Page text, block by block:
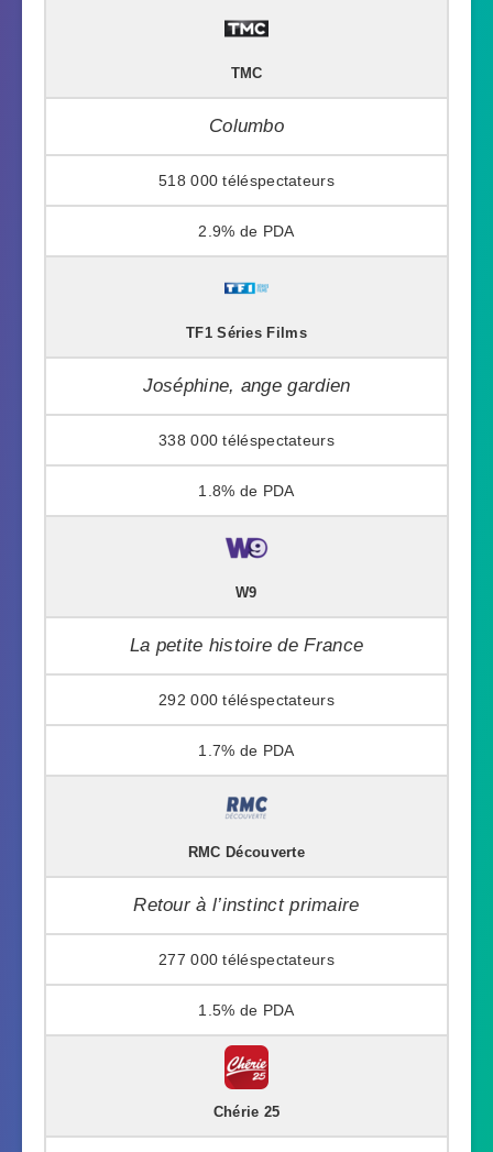
TMC
Columbo
518 000
2.9%
TF1 Séries Films
Joséphine, ange gardien
338 000
1.8%
W9
La petite histoire de France
292 000
1.7%
RMC Découverte
Retour à l’instinct primaire
277 000
1.5%
Chérie 25